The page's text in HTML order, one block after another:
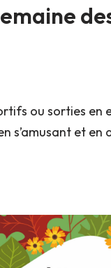
ou sorties en
s’amusant et en